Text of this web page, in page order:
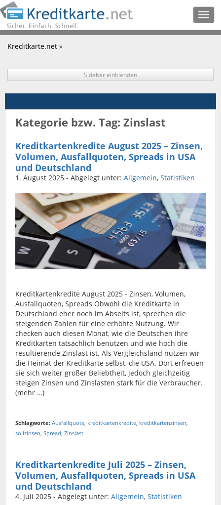
Kreditkarte.net »
Sidebar einblenden
Kategorie bzw. Tag: Zinslast
Kreditkartenkredite August 2025 – Zinsen,
Volumen, Ausfallquoten, Spreads in USA
und Deutschland
1. August 2025 - Abgelegt unter: Allgemein, Statistiken
Kreditkartenkredite August 2025 - Zinsen, Volumen,
Ausfallquoten, Spreads Obwohl die Kreditkarte in
Deutschland eher noch im Abseits ist, sprechen die
steigenden Zahlen für eine erhöhte Nutzung. Wir
checken auch diesen Monat, wie die Deutschen ihre
Kreditkarten tatsächlich benutzen und wie hoch die
resultierende Zinslast ist. Als Vergleichsland nutzen wir
die Heimat der Kreditkarte selbst, die USA. Dort erfreuen
sie sich weiter großer Beliebtheit, jedoch gleichzeitig
steigen Zinsen und Zinslasten stark für die Verbraucher.
(mehr …)
Schlagworte: Ausfallquote kreditkartenkredite kreditkartenzinsen
sollzinsen Spread Zinslast
Kreditkartenkredite Juli 2025 – Zinsen,
Volumen, Ausfallquoten, Spreads in USA
und Deutschland
4. Juli 2025 - Abgelegt unter: Allgemein, Statistiken